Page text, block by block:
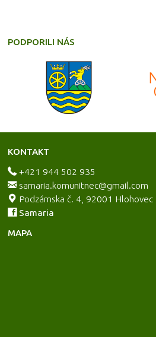
PODPORILI NÁS
KONTAKT
+421 944 502 935
samaria.komunitnec@gmail.com
Podzámska č. 4, 92001 Hlohovec
Samaria
MAPA